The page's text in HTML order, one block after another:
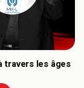
travers les âges